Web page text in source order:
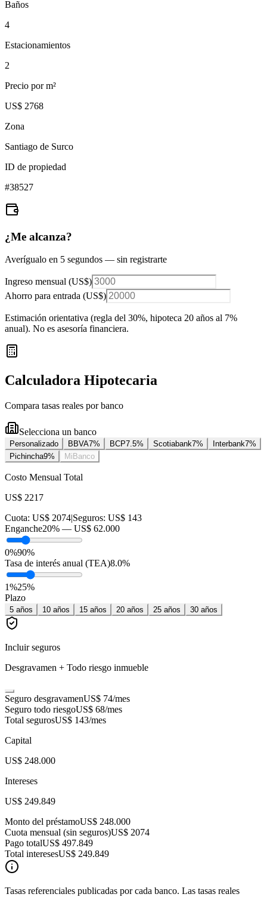
Baños
4
Estacionamientos
2
Precio por m²
US$ 2768
Zona
Santiago de Surco
ID de propiedad
#38527
¿Me alcanza?
Averígualo en 5 segundos — sin registrarte
Ingreso mensual (US$)
Ahorro para entrada (US$)
Estimación orientativa (regla del 30%, hipoteca 20 años al 7%
anual). No es asesoría financiera.
Calculadora Hipotecaria
Compara tasas reales por banco
Selecciona un banco
Personalizado BBVA7% BCP7.5% Scotiabank7% Interbank7%
Pichincha9% MiBanco
Costo Mensual Total
US$ 2217
Cuota: US$ 2074|Seguros: US$ 143
Enganche20% — US$ 62.000
0%90%
Tasa de interés anual (TEA)8.0%
1%25%
Plazo
5 años 10 años 15 años 20 años 25 años 30 años
Incluir seguros
Desgravamen + Todo riesgo inmueble
Seguro desgravamenUS$ 74/mes
Seguro todo riesgoUS$ 68/mes
Total segurosUS$ 143/mes
Capital
US$ 248.000
Intereses
US$ 249.849
Monto del préstamoUS$ 248.000
Cuota mensual (sin seguros)US$ 2074
Pago totalUS$ 497.849
Total interesesUS$ 249.849
Tasas referenciales publicadas por cada banco. Las tasas reales